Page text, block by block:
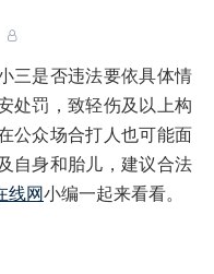
是否违法要依具体情
处罚，致轻伤及以上构
公众场合打人也可能面
自身和胎儿，建议合法
线网小编一起来看看。